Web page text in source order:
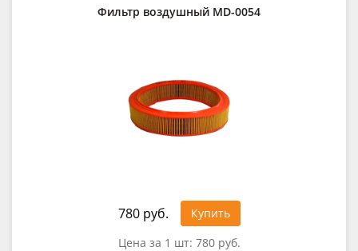
Фильтр воздушный MD-0054
780 руб.
Купить
Цена за 1 шт: 780 руб.